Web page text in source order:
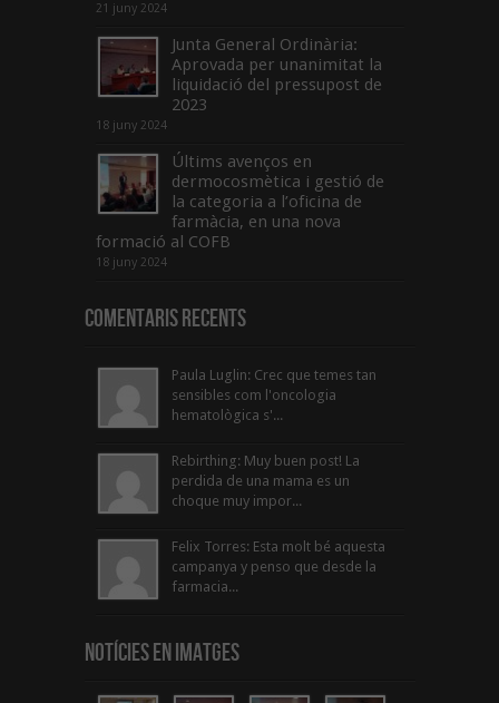
21 juny 2024
Junta General Ordinària:
Aprovada per unanimitat la
liquidació del pressupost de
2023
18 juny 2024
Últims avenços en
dermocosmètica i gestió de
la categoria a l’oficina de
farmàcia, en una nova
formació al COFB
18 juny 2024
Comentaris Recents
Paula Luglin: Crec que temes tan
sensibles com l'oncologia
hematològica s'...
Rebirthing: Muy buen post! La
perdida de una mama es un
choque muy impor...
Felix Torres: Esta molt bé aquesta
campanya y penso que desde la
farmacia...
Notícies en Imatges